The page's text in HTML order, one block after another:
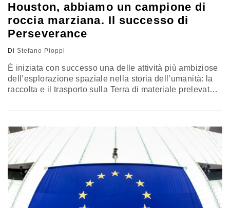
Houston, abbiamo un campione di
roccia marziana. Il successo di
Perseverance
Di Stefano Pioppi
È iniziata con successo una delle attività più ambiziose
dell’esplorazione spaziale nella storia dell’umanità: la
raccolta e il trasporto sulla Terra di materiale prelevato
campione di superficie di Marte. Per riportarlo sulla
Terra serviranno altre tre missioni